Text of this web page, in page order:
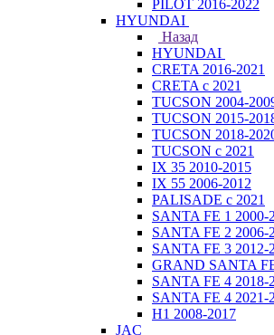
PILOT 2016-2022
HYUNDAI
Назад
HYUNDAI
CRETA 2016-2021
CRETA с 2021
TUCSON 2004-
TUCSON 2015-
TUCSON 2018-
TUCSON с 2021
IX 35 2010-2015
IX 55 2006-2012
PALISADE с 2021
SANTA FE 1 2000-
SANTA FE 2 2006-
SANTA FE 3 2012-
GRAND SANTA
SANTA FE 4 2018-
SANTA FE 4 2021-
H1 2008-2017
JAC